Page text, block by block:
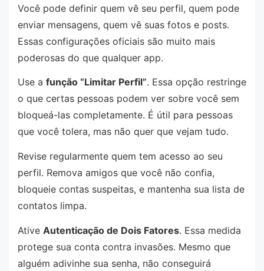
Você pode definir quem vê seu perfil, quem pode
enviar mensagens, quem vê suas fotos e posts.
Essas configurações oficiais são muito mais
poderosas do que qualquer app.
Use a função “Limitar Perfil”. Essa opção restringe
o que certas pessoas podem ver sobre você sem
bloqueá-las completamente. É útil para pessoas
que você tolera, mas não quer que vejam tudo.
Revise regularmente quem tem acesso ao seu
perfil. Remova amigos que você não confia,
bloqueie contas suspeitas, e mantenha sua lista de
contatos limpa.
Ative Autenticação de Dois Fatores. Essa medida
protege sua conta contra invasões. Mesmo que
alguém adivinhe sua senha, não conseguirá